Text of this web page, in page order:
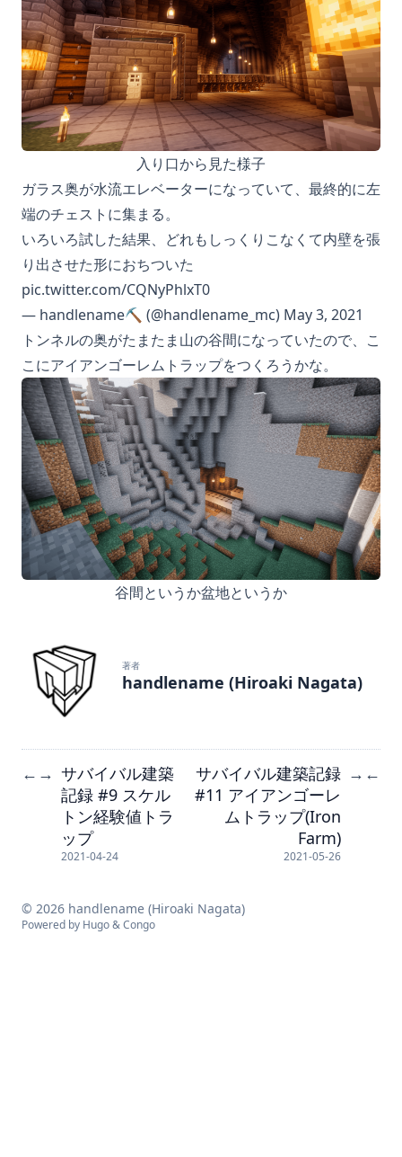
入り口から見た様子
ガラス奥が水流エレベーターになっていて、最終的に左
端のチェストに集まる。
いろいろ試した結果、どれもしっくりこなくて内壁を張
り出させた形におちついた
pic.twitter.com/CQNyPhlxT0
— handlename⛏ (@handlename_mc) May 3, 2021
トンネルの奥がたまたま山の谷間になっていたので、こ
こにアイアンゴーレムトラップをつくろうかな。
谷間というか盆地というか
著者
handlename (Hiroaki Nagata)
← → サバイバル建築
記録 #9 スケル
トン経験値トラ
ップ
2021-04-24
サバイバル建築記録
#11 アイアンゴーレ
ムトラップ(Iron
Farm)
2021-05-26
→ ←
© 2026 handlename (Hiroaki Nagata)
Powered by Hugo&Congo